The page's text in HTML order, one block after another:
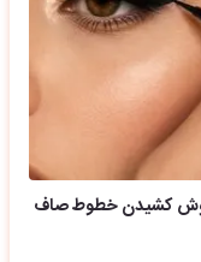
روش کشیدن خطوط صاف